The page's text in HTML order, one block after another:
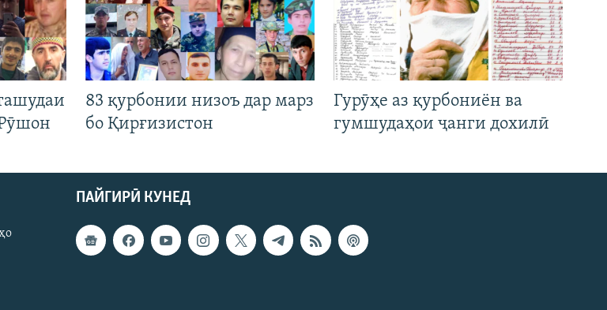
83 қурбонии низоъ дар марз
бо Қирғизистон
Гурӯҳе аз қурбониён ва
гумшудаҳои ҷанги дохилӣ
ПАЙГИРӢ КУНЕД